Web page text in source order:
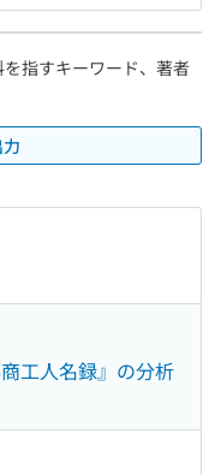
指すキーワード、著者
工人名録』の分析